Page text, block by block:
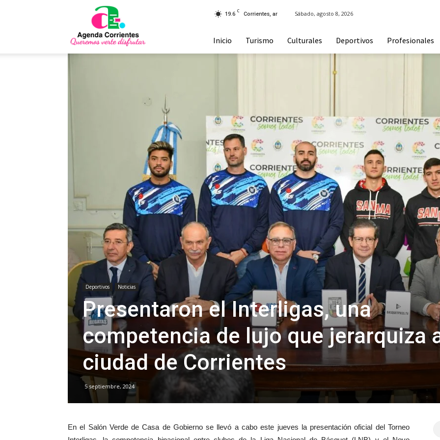
Corrientes
19.6 C
Corrientes, ar Sábado, agosto 8, 2026
Inicio Turismo Culturales Deportivos Profesionales
Deportivos Noticias
Presentaron el Interligas, una
competencia de lujo que jerarquiza
ciudad de Corrientes
5 septiembre, 2024
En el Salón Verde de Casa de Gobierno se llevó a cabo este jueves la presentación oficial del Torneo